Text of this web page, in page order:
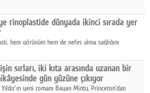
rinoplastide dünyada ikinci sırada yer
hem görünüm hem de nefes alma sağlığını
sırları, iki kıta arasında uzanan bir
gün yüzüne çıkıyor
yeni romanı Bayan Minty, Princeton'dan